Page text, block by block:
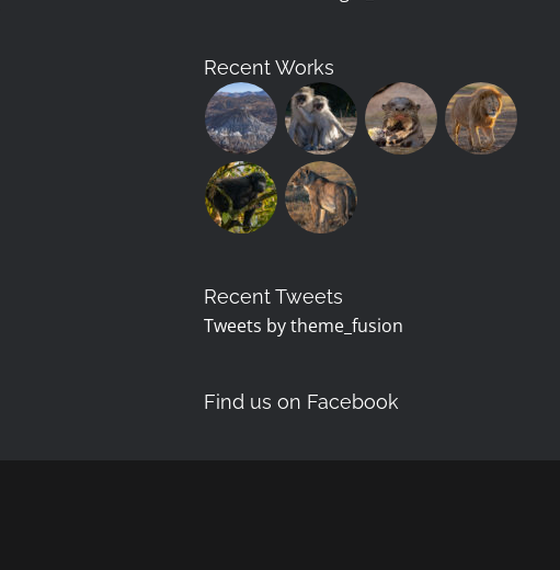
Recent Works
Recent Tweets
Tweets by theme_fusion
Find us on Facebook